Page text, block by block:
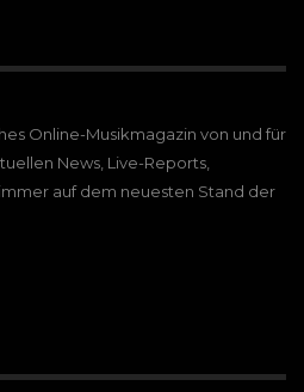
Online-Musikmagazin von und für
News, Live-Reports,
auf dem neuesten Stand der